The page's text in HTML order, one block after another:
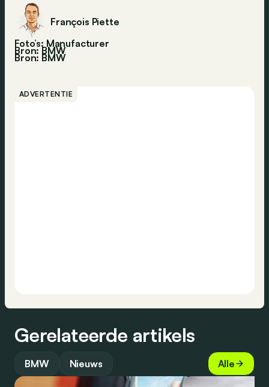
François Piette
Foto’s: Manufacturer
Bron: BMW
Bron: BMW
ADVERTENTIE
Gerelateerde artikels
BMW Nieuws Alle